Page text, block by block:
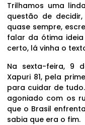
Trilhamos uma
questão de
quase sempre,
falar da ótima ideia
certo, lá vinha o
Na sexta-feira, 9
Xapuri 81, pela
para cuidar de
agoniado com os
que o Brasil
sabia que era o fim.